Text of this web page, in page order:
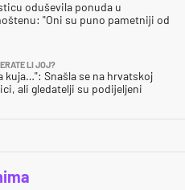
oduševila ponuda u
"Oni su puno pametniji od
LI JOJ?
kuja…": Snašla se na hrvatskoj
ali gledatelji su podijeljeni